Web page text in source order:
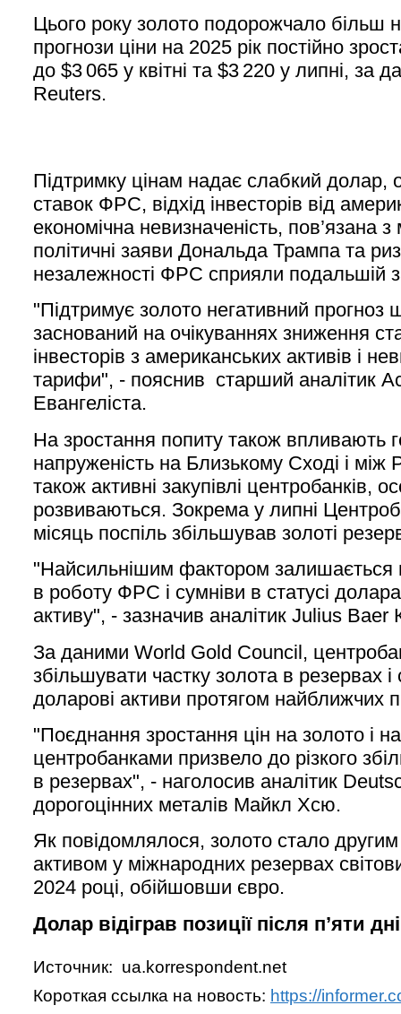
Цього року золото подорожчало більш
прогнози ціни на 2025 рік постійно
до $3 065 у квітні та $3 220 у липні, за
Reuters.
Підтримку цінам надає слабкий долар,
ставок ФРС, відхід інвесторів від
економічна невизначеність, пов’язана
політичні заяви Дональда Трампа та
незалежності ФРС сприяли подальшій
"Підтримує золото негативний прогноз
заснований на очікуваннях зниження
інвесторів з американських активів і
тарифи", - пояснив старший аналітик
Евангеліста.
На зростання попиту також впливають
напруженість на Близькому Сході і між
також активні закупівлі центробанків,
розвиваються. Зокрема у липні
місяць поспіль збільшував золоті
"Найсильнішим фактором залишається
в роботу ФРС і сумніви в статусі
активу", - зазначив аналітик Julius
За даними World Gold Council,
збільшувати частку золота в резервах і
доларові активи протягом найближчих
"Поєднання зростання цін на золото і
центробанками призвело до різкого
в резервах", - наголосив аналітик
дорогоцінних металів Майкл Хсю.
Як повідомлялося, золото стало
активом у міжнародних резервах
2024 році, обійшовши євро.
Долар відіграв позиції після п’яти
Источник: ua.korrespondent.net
Короткая ссылка на новость: https://